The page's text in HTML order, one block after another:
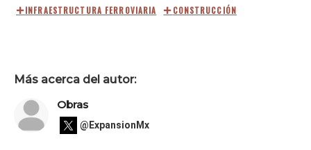
INFRAESTRUCTURA FERROVIARIA
CONSTRUCCIÓN
Más acerca del autor:
Obras
@ExpansionMx